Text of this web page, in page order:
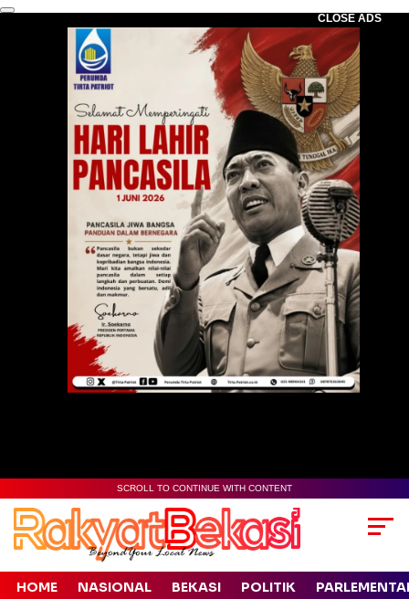
CLOSE ADS
SCROLL TO CONTINUE WITH CONTENT
HOME NASIONAL BEKASI POLITIK